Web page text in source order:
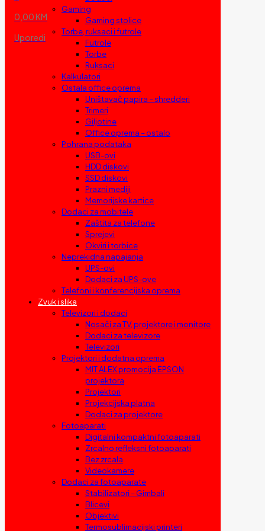
0,00 KM
Uporedi
Gaming
Gaming stolice
Torbe, ruksaci i futrole
Futrole
Torbe
Ruksaci
Kalkulatori
Ostala office oprema
Uništavač papira – shredderi
Trimeri
Giljotine
Office oprema – ostalo
Pohrana podataka
USB-ovi
HDD diskovi
SSD diskovi
Prazni mediji
Memorijske kartice
Dodaci za mobitele
Zaštita za telefone
Sprejevi
Okviri i torbice
Neprekidna napajanja
UPS-ovi
Dodaci za UPS-ove
Telefoni i konferencijska oprema
Zvuk i slika
Televizori i dodaci
Nosači za TV, projektore i monitore
Dodaci za televizore
Televizori
Projektori i dodatna oprema
MIT ALEX promocija EPSON
projektora
Projektori
Projekcijska platna
Dodaci za projektore
Fotoaparati
Digitalni kompaktni fotoaparati
Zrcalno refleksni fotoaparati
Bez zrcala
Videokamere
Dodaci za fotoaparate
Stabilizatori – Gimbali
Blicevi
Objektivi
Termosublimacijski printeri